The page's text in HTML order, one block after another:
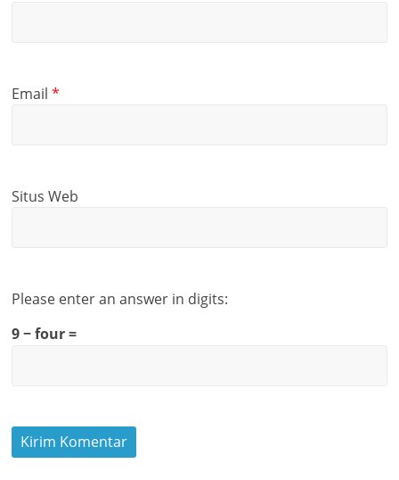
Email*
Situs Web
Please enter an answer in digits:
9 − four =